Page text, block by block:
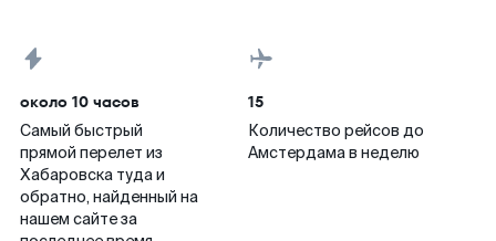
около 10 часов
Самый быстрый
прямой перелет из
Хабаровска туда и
обратно, найденный на
нашем сайте за
15
Количество рейсов до
Амстердама в неделю